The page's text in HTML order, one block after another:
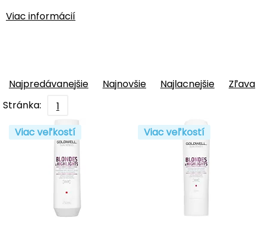
Viac informácií
Najpredávanejšie Najnovšie Najlacnejšie
Zľava
Stránka:
1
Viac veľkostí
Viac veľkostí